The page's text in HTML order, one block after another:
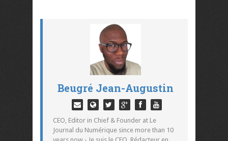
Beugré Jean-Augustin
CEO, Editor in Chief & Founder at Le
Journal du Numérique since more than 10